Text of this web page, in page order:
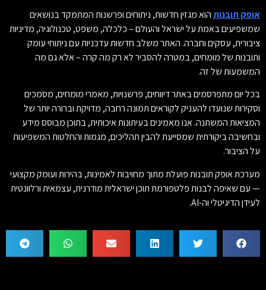
אופק תובנותהוא מגזין חדשות, ניתוחים ופרשנות המתמקד בנושאים
שמשפיעים באמת על ישראל והעולם – כלכלה, משפט, טכנולוגיה, מדיניות
ציבורית, עסקים וחברה. האתר משלב חדשות עדכניות עם ניתוחי עומק
ותובנות של מומחים, במטרה להסביר לא רק מה קרה – אלא גם מה
המשמעות של זה.
בכל יום מתפרסמים באתר דיווחים, פרשנויות, מאמרי מומחים, מסמכים
וסקירות שנועדו להעניק לקוראים תמונה רחבה, מדויקת וברורה יותר של
המציאות המשתנה. אנו מאמינים בעיתונות איכותית, בתוכן מבוסס מידע
ובחשיבה ביקורתית שמסייעת להבין תהליכים, מגמות והחלטות המשפיעות
על הציבור.
מערכת אופק תובנות פועלת מתוך מחויבות לאמינות, בהירות ועומק מקצועי
— עם שאיפה לבנות פלטפורמת תוכן ישראלית מודרנית, עצמאית ורלוונטית
לעידן הדיגיטלי וה-AI.